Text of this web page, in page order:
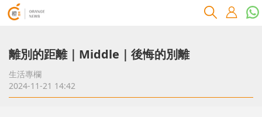
離別的距離｜Middle｜後悔的別離
生活專欄
2024-11-21 14:42